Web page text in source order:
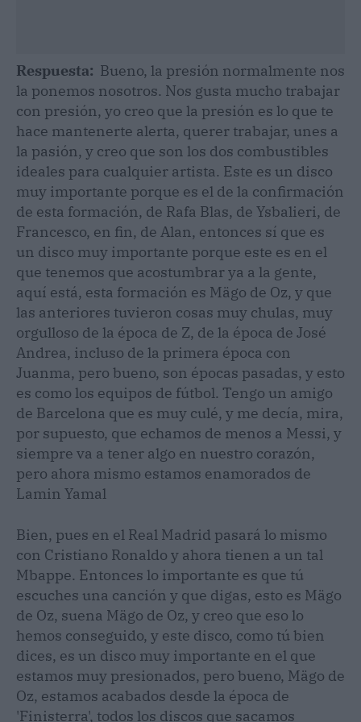
Respuesta: Bueno, la presión normalmente nos
la ponemos nosotros. Nos gusta mucho trabajar
con presión, yo creo que la presión es lo que te
hace mantenerte alerta, querer trabajar, unes a
la pasión, y creo que son los dos combustibles
ideales para cualquier artista. Este es un disco
muy importante porque es el de la confirmación
de esta formación, de Rafa Blas, de Ysbalieri, de
Francesco, en fin, de Alan, entonces sí que es
un disco muy importante porque este es en el
que tenemos que acostumbrar ya a la gente,
aquí está, esta formación es Mägo de Oz, y que
las anteriores tuvieron cosas muy chulas, muy
orgulloso de la época de Z, de la época de José
Andrea, incluso de la primera época con
Juanma, pero bueno, son épocas pasadas, y esto
es como los equipos de fútbol. Tengo un amigo
de Barcelona que es muy culé, y me decía, mira,
por supuesto, que echamos de menos a Messi, y
siempre va a tener algo en nuestro corazón,
pero ahora mismo estamos enamorados de
Lamin Yamal
Bien, pues en el Real Madrid pasará lo mismo
con Cristiano Ronaldo y ahora tienen a un tal
Mbappe. Entonces lo importante es que tú
escuches una canción y que digas, esto es Mägo
de Oz, suena Mägo de Oz, y creo que eso lo
hemos conseguido, y este disco, como tú bien
dices, es un disco muy importante en el que
estamos muy presionados, pero bueno, Mägo de
Oz, estamos acabados desde la época de
'Finisterra', todos los discos que sacamos